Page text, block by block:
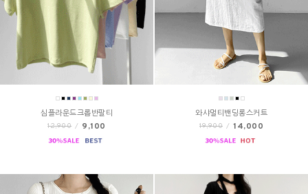
심플라운드크롭반팔티
12,900 / 9,100
와샤멀티밴딩롱스커트
19,900 / 14,000